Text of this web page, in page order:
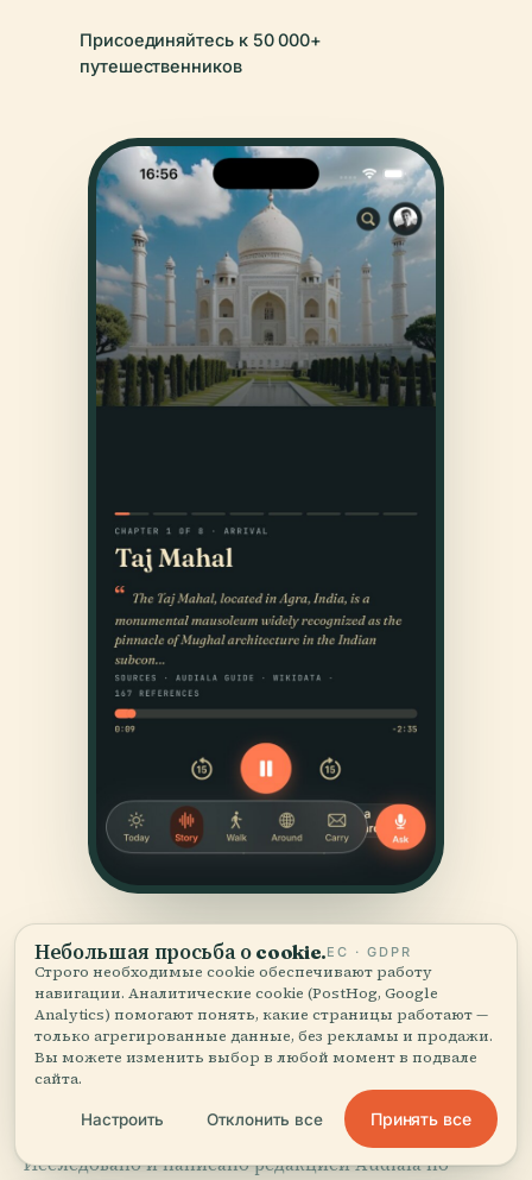
Присоединяйтесь к 50 000+
путешественников
ИСТОЧНИКИ
Проверено и показано.
Исследовано и написано редакцией Audiala по
Небольшая просьба о cookie.ЕС · GDPR
Строго необходимые cookie обеспечивают работу
навигации. Аналитические cookie (PostHog, Google
Analytics) помогают понять, какие страницы работают —
только агрегированные данные, без рекламы и продажи.
Вы можете изменить выбор в любой момент в подвале
сайта.
Настроить Отклонить все Принять все